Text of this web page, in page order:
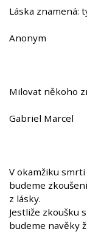
Láska znamená:
Anonym
Milovat někoho
Gabriel Marcel
V okamžiku smrti
budeme zkoušeni
z lásky.
Jestliže zkoušku
budeme navěky